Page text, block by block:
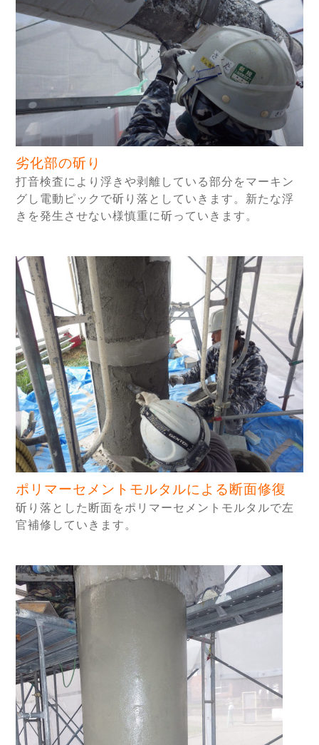
劣化部の斫り
打音検査により浮きや剥離している部分をマーキン
グし電動ピックで斫り落としていきます。新たな浮
きを発生させない様慎重に斫っていきます。
ポリマーセメントモルタルによる断面修復
斫り落とした断面をポリマーセメントモルタルで左
官補修していきます。